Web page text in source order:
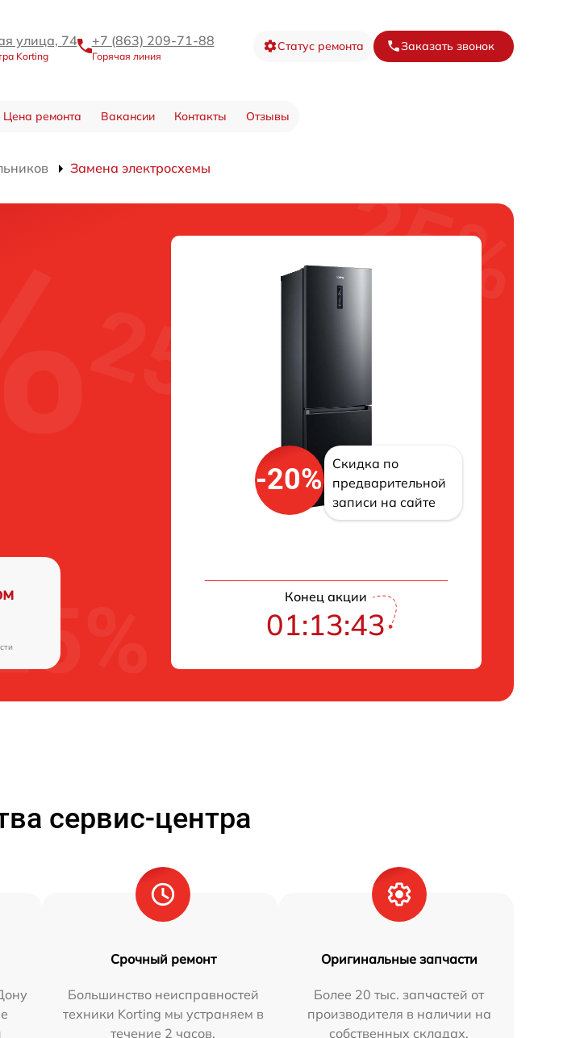
улица, 74
Korting
+7 (863) 209-71-88
Горячая линия
Статус ремонта Заказать звонок
Цена ремонта Вакансии Контакты Отзывы
Замена электросхемы
-20%
Скидка по
предварительной
записи на сайте
Конец акции
01:13:42
сервис-центра
Срочный ремонт
Большинство неисправностей
техники Korting мы устраняем в
течение 2 часов.
Оригинальные запчасти
Более 20 тыс. запчастей от
производителя в наличии на
собственных складах.